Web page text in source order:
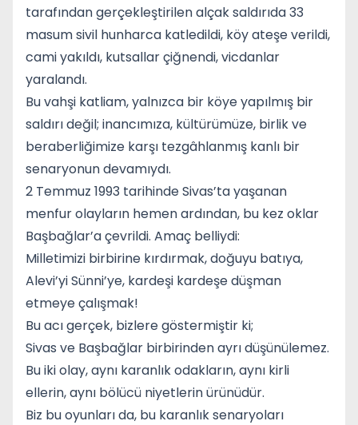
tarafından gerçekleştirilen alçak saldırıda 33
masum sivil hunharca katledildi, köy ateşe verildi,
cami yakıldı, kutsallar çiğnendi, vicdanlar
yaralandı.
Bu vahşi katliam, yalnızca bir köye yapılmış bir
saldırı değil; inancımıza, kültürümüze, birlik ve
beraberliğimize karşı tezgâhlanmış kanlı bir
senaryonun devamıydı.
2 Temmuz 1993 tarihinde Sivas’ta yaşanan
menfur olayların hemen ardından, bu kez oklar
Başbağlar’a çevrildi. Amaç belliydi:
Milletimizi birbirine kırdırmak, doğuyu batıya,
Alevi’yi Sünni’ye, kardeşi kardeşe düşman
etmeye çalışmak!
Bu acı gerçek, bizlere göstermiştir ki;
Sivas ve Başbağlar birbirinden ayrı düşünülemez.
Bu iki olay, aynı karanlık odakların, aynı kirli
ellerin, aynı bölücü niyetlerin ürünüdür.
Biz bu oyunları da, bu karanlık senaryoları